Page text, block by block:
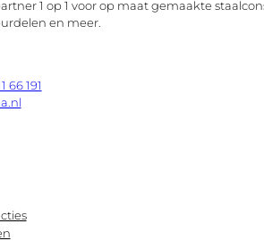
1 op 1 voor op maat gemaakte
en meer.
66 191